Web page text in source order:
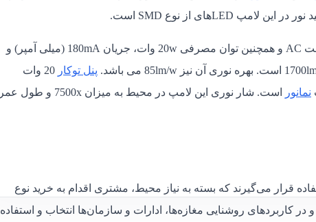
ولتاژ ورودی از 220 تا 240 ولت AC و همچنین توان مصرفی 20w وات، جریان 180mA (میلی آمپر) و
پنل توکار
نمانور
است. شار نوری این لامپ در محیط به میزان 7500x و طول عمر
قرار می‌گیرند که بسته به نیاز محیط، مشتری اقدام به خرید نوع
در کاربردهای روشنایی مغازه‌ها، ادارات و سازمان‌ها انتخاب و استفاده